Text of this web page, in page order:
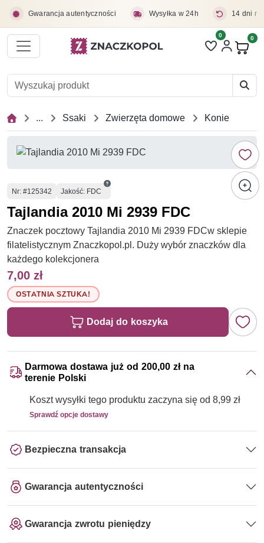
Gwarancja autentyczności Wysyłka w 24h 14 dni
Liczba pozycji
0 0
... Ssaki Zwierzęta domowe Konie
Numer
Nr: #125342 Jakość: FDC
Tajlandia 2010 Mi 2939 FDC
Znaczek pocztowy Tajlandia 2010 Mi 2939 FDCw sklepie
filatelistycznym Znaczkopol.pl. Duży wybór znaczków dla
każdego kolekcjonera
7,00 zł
OSTATNIA SZTUKA!
Dodaj do koszyka
Darmowa dostawa już od 200,00 zł na
terenie Polski
Koszt wysyłki tego produktu zaczyna się od 8,99 zł
Sprawdź opcje dostawy
Bezpieczna transakcja
Gwarancja autentyczności
Gwarancja zwrotu pieniędzy